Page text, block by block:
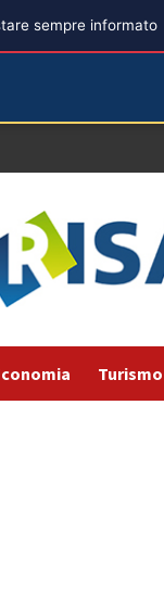
Turismo
sempre informato